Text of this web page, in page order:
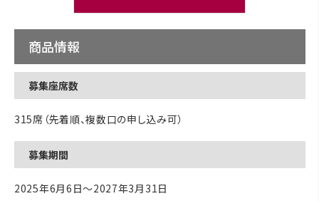
商品情報
募集座席数
315席（先着順、複数口の申し込み可）
募集期間
2025年6月6日～2027年3月31日